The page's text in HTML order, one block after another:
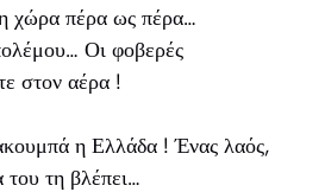
χώρα πέρα ως πέρα…
Οι φοβερές
στον αέρα !
η Ελλάδα ! Ένας λαός,
του τη βλέπει…